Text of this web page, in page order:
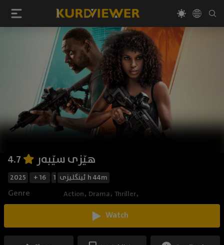
هێزی سێبەر
2025 + 16 ئینگلیزی 1h 44m
Genre Action, Drama, Thriller,
Watch